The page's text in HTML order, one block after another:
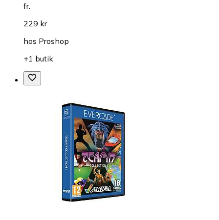
fr.
229 kr
hos Proshop
+1 butik